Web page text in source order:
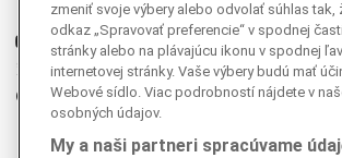
Ganjing
Youtube
Twitter
Telegram
RSS
zmeniť svoje výbery alebo odvolať súhlas tak,
odkaz „Spravovať preferencie“ v spodnej
stránky alebo na plávajúcu ikonu v spodnej
internetovej stránky. Vaše výbery budú mať
Webové sídlo. Viac podrobností nájdete v
osobných údajov.
My a naši partneri spracúvame